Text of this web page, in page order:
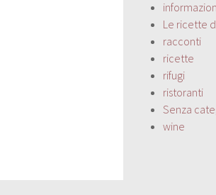
Le ricette
racconti
ricette
rifugi
ristoranti
Senza
wine